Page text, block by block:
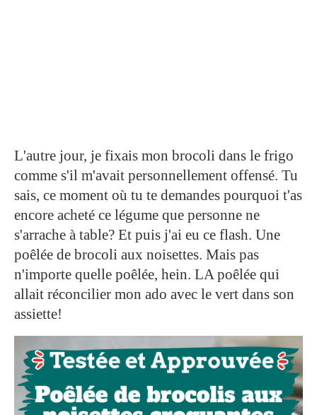
L'autre jour, je fixais mon brocoli dans le frigo
comme s'il m'avait personnellement offensé. Tu
sais, ce moment où tu te demandes pourquoi t'as
encore acheté ce légume que personne ne
s'arrache à table? Et puis j'ai eu ce flash. Une
poêlée de brocoli aux noisettes. Mais pas
n'importe quelle poêlée, hein. LA poêlée qui
allait réconcilier mon ado avec le vert dans son
assiette!